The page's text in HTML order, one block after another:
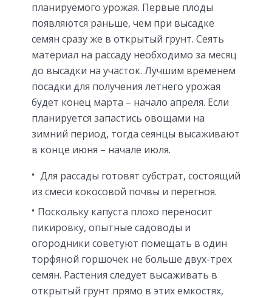
планируемого урожая. Первые плоды
появляются раньше, чем при высадке
семян сразу же в открытый грунт. Сеять
материал на рассаду необходимо за месяц
до высадки на участок. Лучшим временем
посадки для получения летнего урожая
будет конец марта – начало апреля. Если
планируется запастись овощами на
зимний период, тогда сеянцы высаживают
в конце июня – начале июля.
Для рассады готовят субстрат, состоящий
из смеси кокосовой почвы и перегноя.
Поскольку капуста плохо переносит
пикировку, опытные садоводы и
огородники советуют помещать в один
торфяной горшочек не больше двух-трех
семян. Растения следует высаживать в
открытый грунт прямо в этих емкостях,